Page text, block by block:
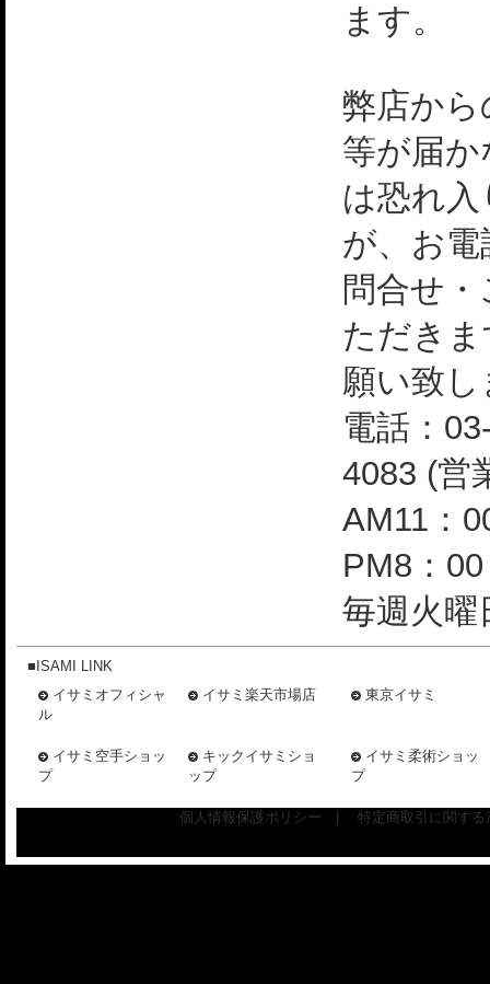
ます。
弊店か
等が届
は恐れ
が、お
問合せ
ただき
願い致
電話：
4083 (営
AM11：
PM8：
毎週火曜
■ISAMI LINK
イサミオフィシャ
ル
イサミ楽天市場店 東京イサミ
イサミ空手ショッ
プ
キックイサミショ
ップ
イサミ柔術ショッ
プ
個人情報保護ポリシー 特定商取引に関す